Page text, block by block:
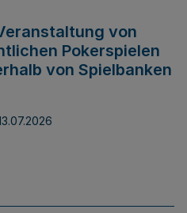
von
Pokerspielen
von Spielbanken